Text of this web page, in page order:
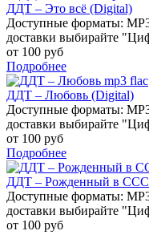
ДДТ – Это всё (Digital)
Доступные форматы:
доставки выбирайте
от 100 руб
Подробнее
ДДТ – Любовь (Digital)
Доступные форматы:
доставки выбирайте
от 100 руб
Подробнее
ДДТ – Рожденный в
Доступные форматы:
доставки выбирайте
от 100 руб